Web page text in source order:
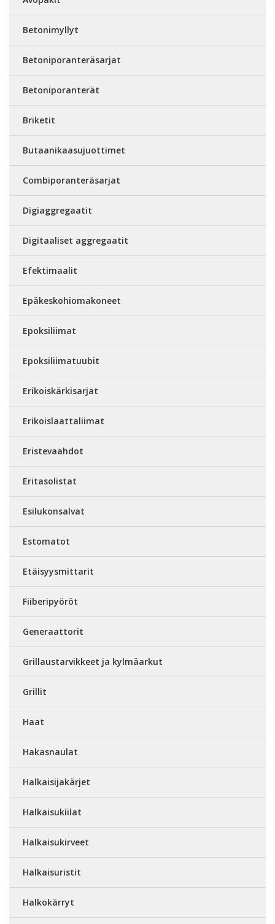
Betonimyllyt
Betoniporanteräsarjat
Betoniporanterät
Briketit
Butaanikaasujuottimet
Combiporanteräsarjat
Digiaggregaatit
Digitaaliset aggregaatit
Efektimaalit
Epäkeskohiomakoneet
Epoksiliimat
Epoksiliimatuubit
Erikoiskärkisarjat
Erikoislaattaliimat
Eristevaahdot
Eritasolistat
Esilukonsalvat
Estomatot
Etäisyysmittarit
Fiiberipyöröt
Generaattorit
Grillaustarvikkeet ja kylmäarkut
Grillit
Haat
Hakasnaulat
Halkaisijakärjet
Halkaisukiilat
Halkaisukirveet
Halkaisuristit
Halkokärryt